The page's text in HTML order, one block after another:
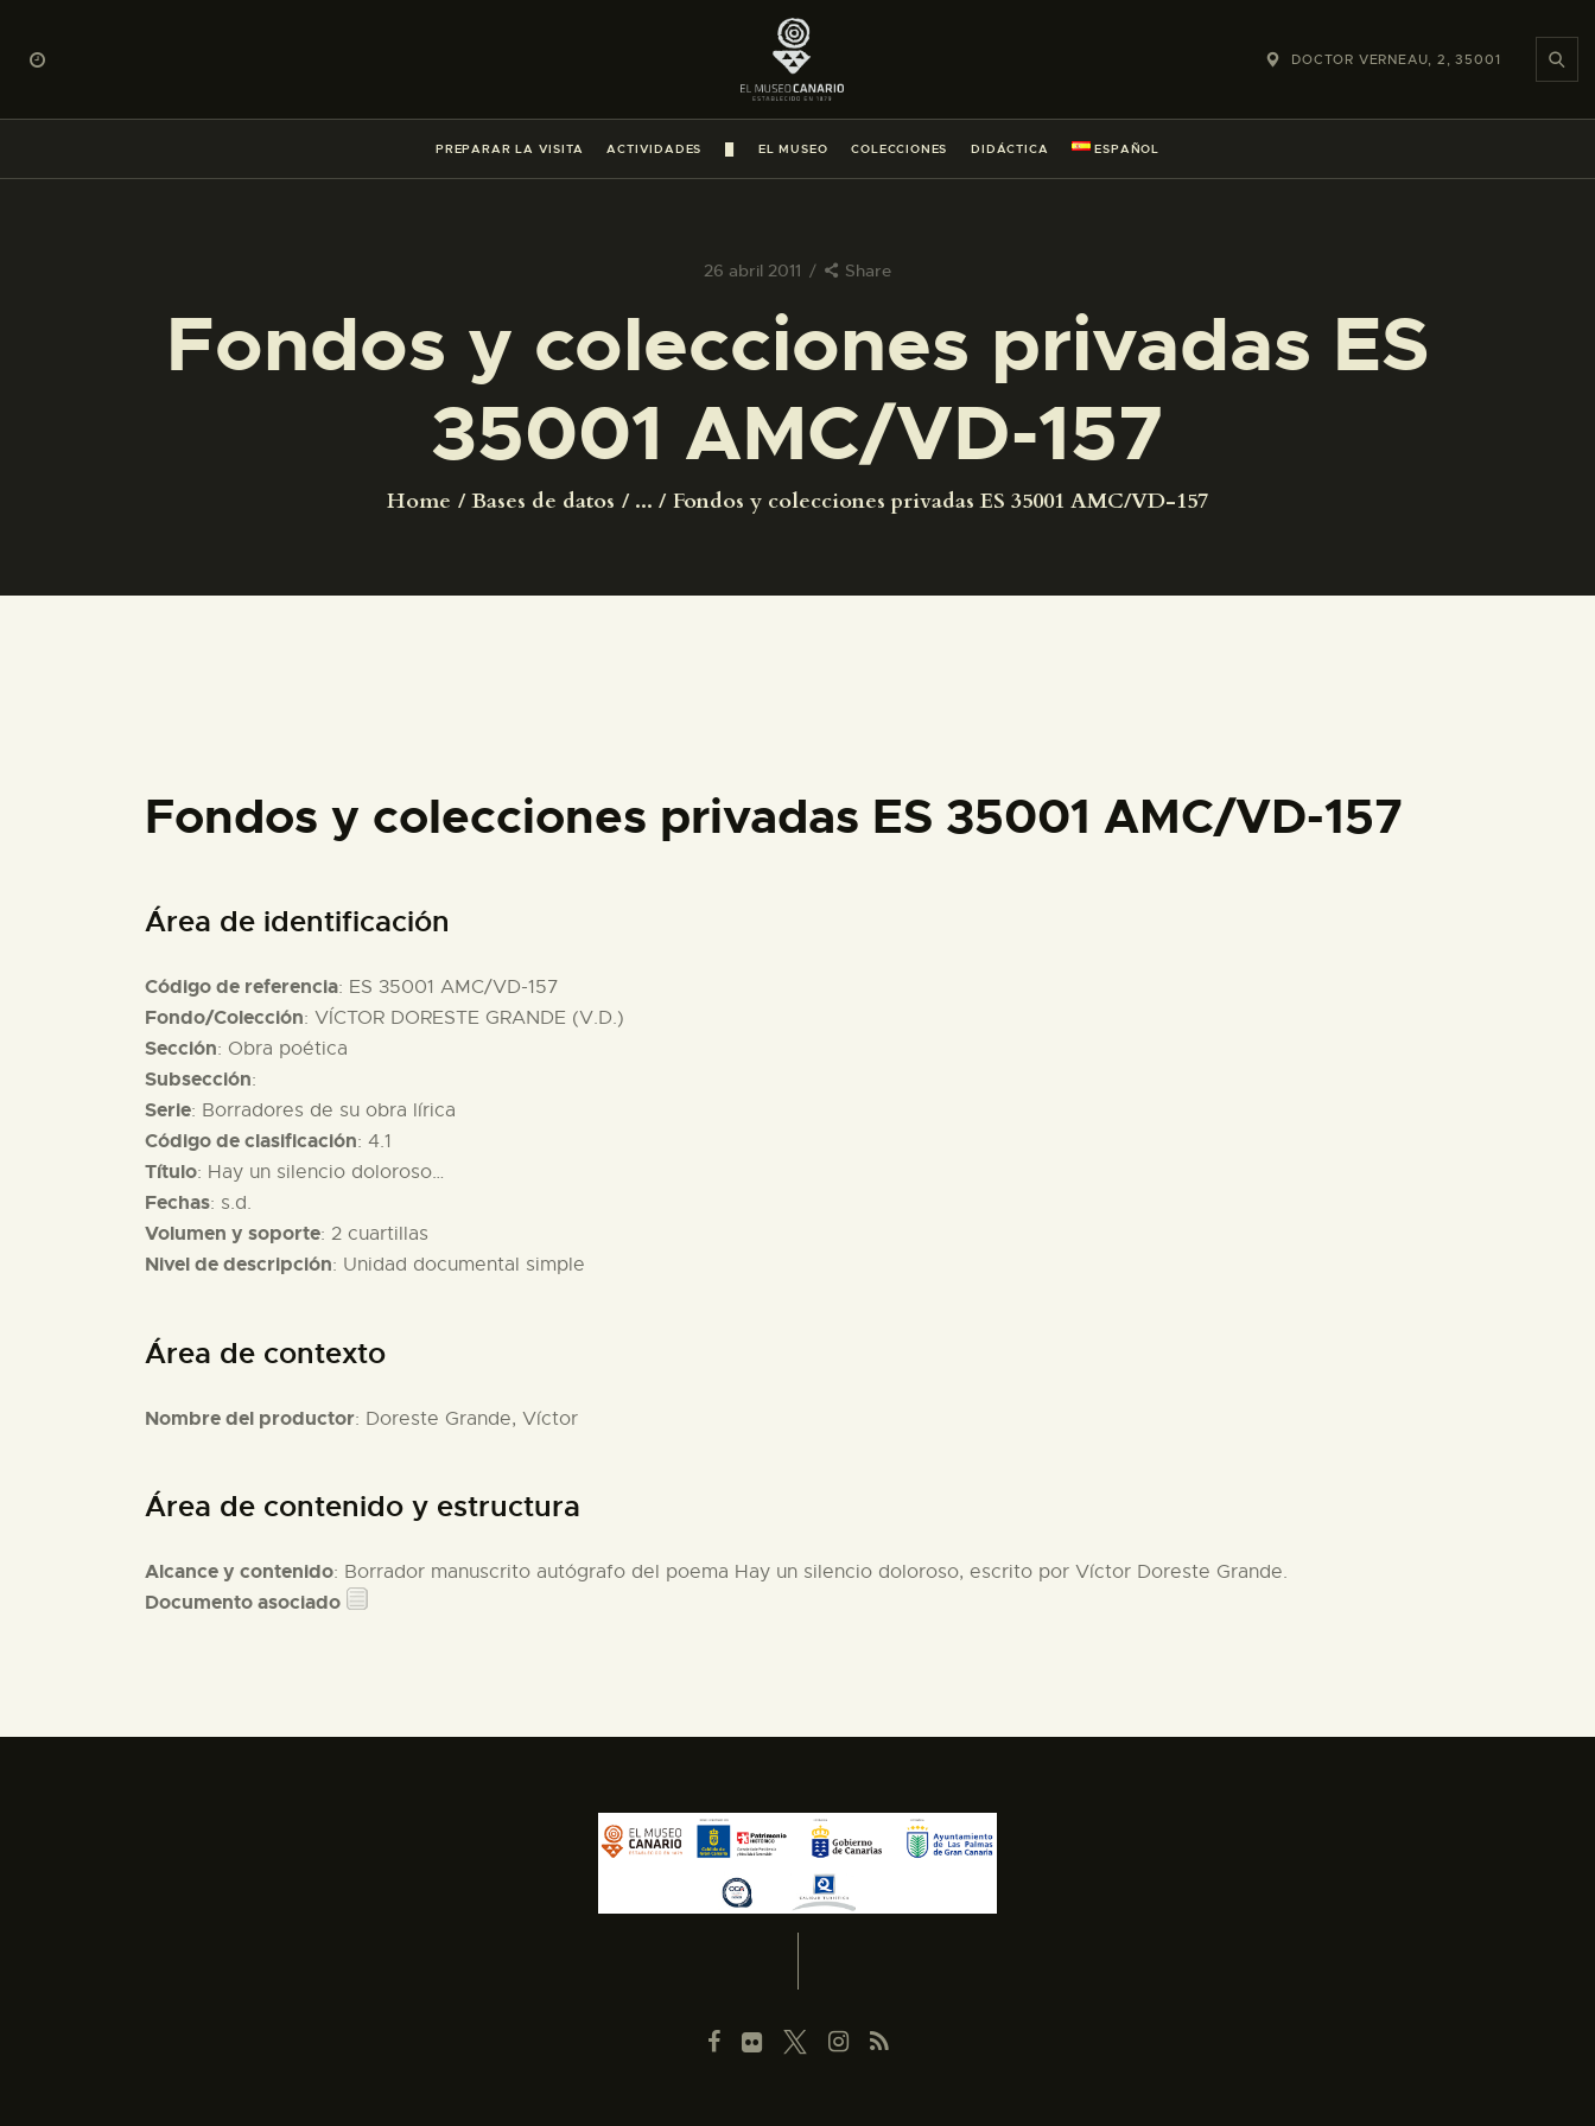
DOCTOR VERNEAU, 2, 35001
PREPARAR LA VISITA ACTIVIDADES EL MUSEO COLECCIONES DIDÁCTICA ESPAÑOL
26 abril 2011 Share
Fondos y colecciones privadas ES
35001 AMC/VD-157
Home Bases de datos ... Fondos y colecciones privadas ES 35001 AMC/VD-157
PREPARAR LA VISITA
ACTIVIDADES
█
COLECCIONES
DIDÁCTICA
ESPAÑOL
ESPAÑOL
Fondos y colecciones privadas ES 35001 AMC/VD-157
Área de identificación
Código de referencia: ES 35001 AMC/VD-157
Fondo/Colección: VÍCTOR DORESTE GRANDE (V.D.)
Sección: Obra poética
Subsección:
Serie: Borradores de su obra lírica
Código de clasificación: 4.1
Título: Hay un silencio doloroso…
Fechas: s.d.
Volumen y soporte: 2 cuartillas
Nivel de descripción: Unidad documental simple
Área de contexto
Nombre del productor: Doreste Grande, Víctor
Área de contenido y estructura
Alcance y contenido: Borrador manuscrito autógrafo del poema Hay un silencio doloroso, escrito por Víctor Doreste Grande.
Documento asociado